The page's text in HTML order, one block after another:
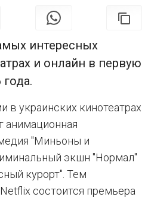
интересных
и онлайн в первую
в украинских кинотеатрах
анимационная
"Миньоны и
экшн "Нормал"
курорт". Тем
состоится премьера